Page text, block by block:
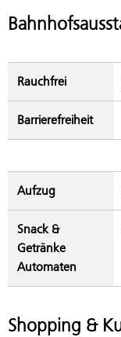
Rauchfrei
Barrierefreiheit
Aufzug
Snack &
Getränke
Automaten
Shopping &